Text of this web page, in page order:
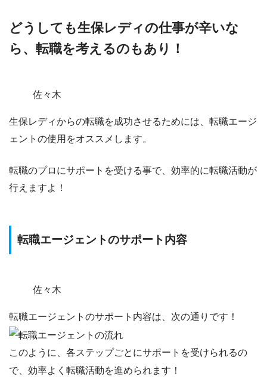
どうしても生保レディの仕事が辛いな
ら、転職を考えるのもあり！
佐々木
生保レディからの転職を成功させるためには、 転職エージ
ェントの使用をオススメします。
転職のプロにサポートを受ける事で、効率的に転職活動が
行えますよ！
転職エージェントのサポート内容
佐々木
転職エージェントのサポート内容は、次の通りです！
このように、各ステップごとにサポートを受けられるの
で、効率よく転職活動を進められます！